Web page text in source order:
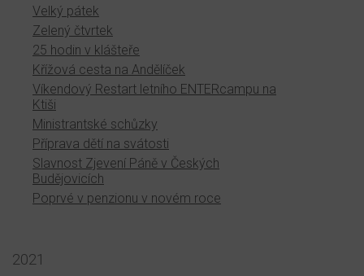
Velký pátek
Zelený čtvrtek
25 hodin v klášteře
Křížová cesta na Andělíček
Víkendový Restart letního ENTERcampu na
Ktiši
Ministrantské schůzky
Příprava dětí na svátosti
Slavnost Zjevení Páně v Českých
Budějovicích
Poprvé v penzionu v novém roce
2021